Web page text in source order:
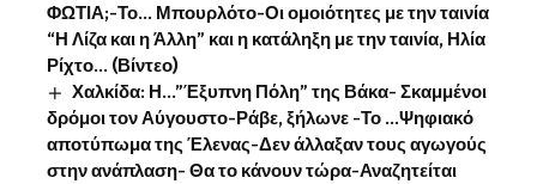
ΦΩΤΙΑ;-Το… Μπουρλότο-Οι ομοιότητες με την ταινία
“Η Λίζα και η Άλλη” και η κατάληξη με την ταινία, Ηλία
Ρίχτο… (Βίντεο)
Χαλκίδα: Η…”Έξυπνη Πόλη” της Βάκα- Σκαμμένοι
δρόμοι τον Αύγουστο-Ράβε, ξήλωνε -Το …Ψηφιακό
αποτύπωμα της Έλενας-Δεν άλλαξαν τους αγωγούς
στην ανάπλαση- Θα το κάνουν τώρα-Αναζητείται